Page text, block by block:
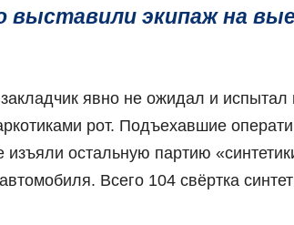
экипаж на
явно не ожидал и
рот. Подъехавшие
изъяли остальную партию
Всего 104 свёртка